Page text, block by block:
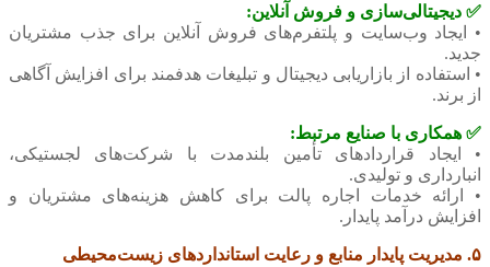
✅ دیجیتالی‌سازی و فروش آنلاین:
• ایجاد وب‌سایت و پلتفرم‌های فروش آنلاین برای جذب مشتریان
جدید.
• استفاده از بازاریابی دیجیتال و تبلیغات هدفمند برای افزایش آگاهی
از برند.
✅ همکاری با صنایع مرتبط:
• ایجاد قراردادهای تأمین بلندمدت با شرکت‌های لجستیکی،
انبارداری و تولیدی.
• ارائه خدمات اجاره پالت برای کاهش هزینه‌های مشتریان و
افزایش درآمد پایدار.
۵. مدیریت پایدار منابع و رعایت استانداردهای زیست‌محیطی